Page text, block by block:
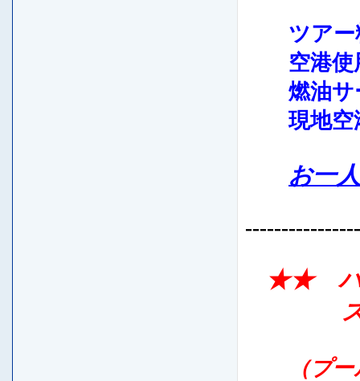
ツア
空港
燃油サ
現地
お一
★★
スーペ
（プー